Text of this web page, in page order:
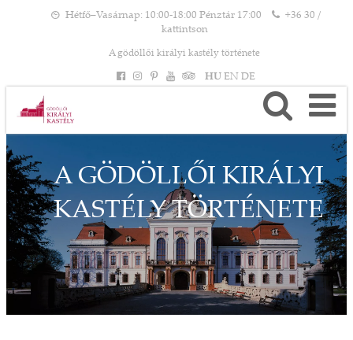
Hétfő–Vasárnap: 10:00-18:00 Pénztár 17:00
+36 30 /
kattintson
A gödöllői királyi kastély története
HU EN DE
A GÖDÖLLŐI KIRÁLYI
KASTÉLY TÖRTÉNETE